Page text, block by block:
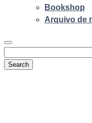
Bookshop
Arquivo de